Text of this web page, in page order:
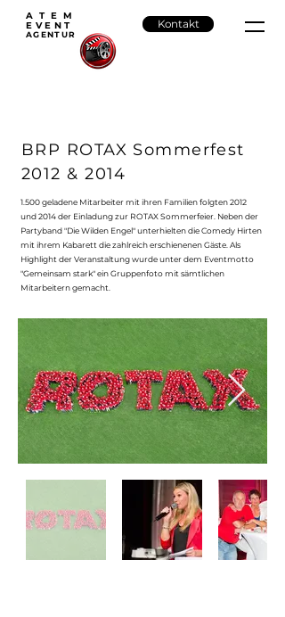
ATEM
EVENT
AGENTUR
Kontakt
BRP ROTAX Sommerfest
2012 & 2014
1.500 geladene Mitarbeiter mit ihren Familien folgten 2012
und 2014 der Einladung zur ROTAX Sommerfeier. Neben der
Partyband "Die Wilden Engel" unterhielten die Comedy Hirten
mit ihrem Kabarett die zahlreich erschienenen Gäste. Als
Highlight der Veranstaltung wurde unter dem Eventmotto
"Gemeinsam stark" ein Gruppenfoto mit sämtlichen
Mitarbeitern gemacht.